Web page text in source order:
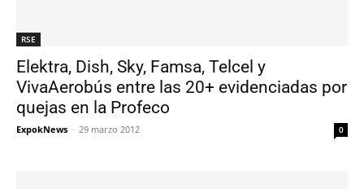
RSE
Elektra, Dish, Sky, Famsa, Telcel y
VivaAerobús entre las 20+ evidenciadas por
quejas en la Profeco
ExpokNews - 29 marzo 2012 0